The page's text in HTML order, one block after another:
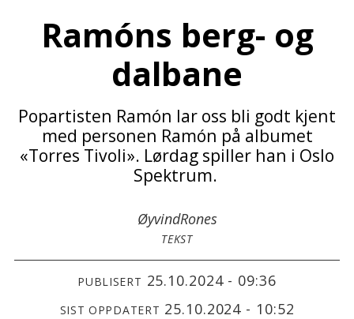
Ramóns berg- og
dalbane
Popartisten Ramón lar oss bli godt kjent
med personen Ramón på albumet
«Torres Tivoli». Lørdag spiller han i Oslo
Spektrum.
ØyvindRones
TEKST
PUBLISERT 25.10.2024 - 09:36
SIST OPPDATERT 25.10.2024 - 10:52